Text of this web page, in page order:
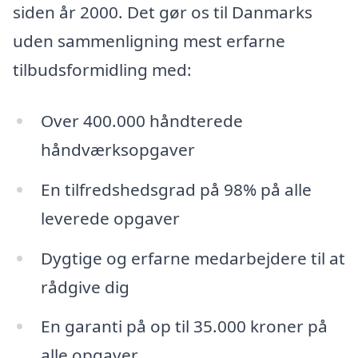
siden år 2000. Det gør os til Danmarks
uden sammenligning mest erfarne
tilbudsformidling med:
Over 400.000 håndterede
håndværksopgaver
En tilfredshedsgrad på 98% på alle
leverede opgaver
Dygtige og erfarne medarbejdere til at
rådgive dig
En garanti på op til 35.000 kroner på